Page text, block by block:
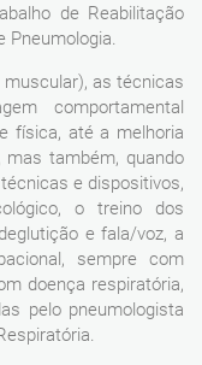
de Reabilitação
Pneumologia.
as técnicas
comportamental
física, até a melhoria
mas também, quando
e dispositivos,
o treino dos
e fala/voz, a
sempre com
doença respiratória,
pelo pneumologista